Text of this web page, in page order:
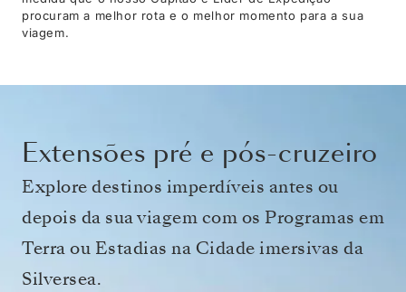
procuram a melhor rota e o melhor momento para a sua
viagem.
Extensões pré e pós-cruzeiro
Explore destinos imperdíveis antes ou
depois da sua viagem com os Programas em
Terra ou Estadias na Cidade imersivas da
Silversea.